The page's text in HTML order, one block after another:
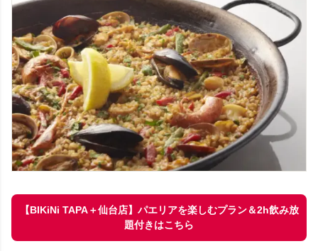
【BIKiNi TAPA＋仙台店】パエリアを楽しむプラン＆2h飲み放
題付きはこちら